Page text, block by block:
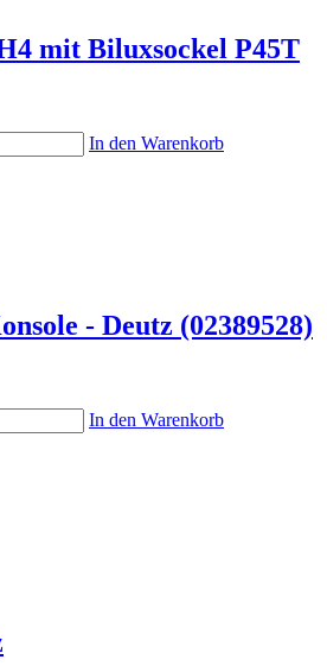
mit Biluxsockel P45T
In den Warenkorb
- Deutz (02389528)
In den Warenkorb